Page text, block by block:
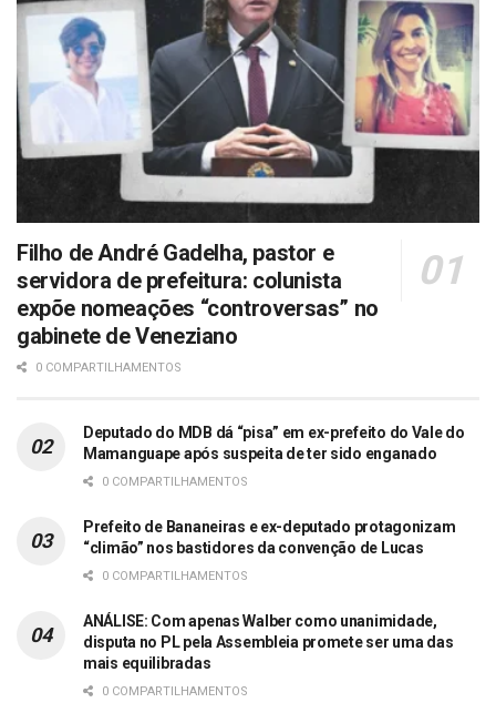
Filho de André Gadelha, pastor e
servidora de prefeitura: colunista
expõe nomeações “controversas” no
gabinete de Veneziano
0 COMPARTILHAMENTOS
Deputado do MDB dá “pisa” em ex-prefeito do Vale do
Mamanguape após suspeita de ter sido enganado
0 COMPARTILHAMENTOS
Prefeito de Bananeiras e ex-deputado protagonizam
“climão” nos bastidores da convenção de Lucas
0 COMPARTILHAMENTOS
ANÁLISE: Com apenas Walber como unanimidade,
disputa no PL pela Assembleia promete ser uma das
mais equilibradas
0 COMPARTILHAMENTOS